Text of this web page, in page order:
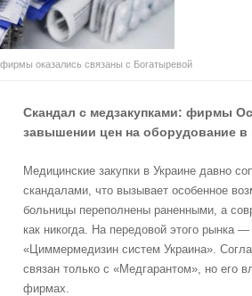
оказались связаны с Богатыревой
Скандал с медзакупками: фирмы
завышении цен на оборудование в
Медицинские закупки в Украине давно
скандалами, что вызывает особенное
больницы переполнены раненными, а
как никогда. На передовой этого рынка
«Циммермедизин систем Украина».
связан только с «Медгарантом», но его
фирмах.